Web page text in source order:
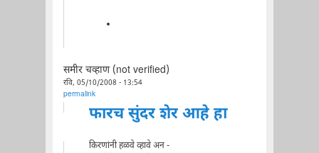
समीर चव्हाण (not verified)
रवि, 05/10/2008 - 13:54
permalink
फारच सुंदर शेर आहे हा
किरणांनी हळवे व्हावे अन -